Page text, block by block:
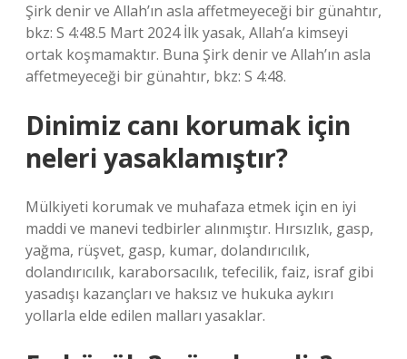
Şirk denir ve Allah’ın asla affetmeyeceği bir günahtır,
bkz: S 4:48.5 Mart 2024 İlk yasak, Allah’a kimseyi
ortak koşmamaktır. Buna Şirk denir ve Allah’ın asla
affetmeyeceği bir günahtır, bkz: S 4:48.
Dinimiz canı korumak için
neleri yasaklamıştır?
Mülkiyeti korumak ve muhafaza etmek için en iyi
maddi ve manevi tedbirler alınmıştır. Hırsızlık, gasp,
yağma, rüşvet, gasp, kumar, dolandırıcılık,
dolandırıcılık, karaborsacılık, tefecilik, faiz, israf gibi
yasadışı kazançları ve haksız ve hukuka aykırı
yollarla elde edilen malları yasaklar.